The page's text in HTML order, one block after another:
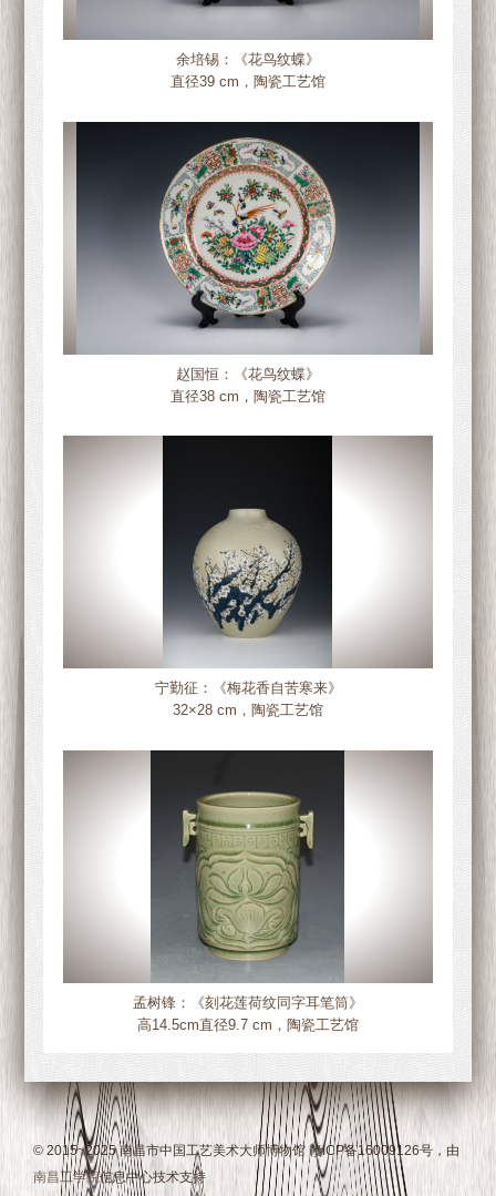
余培锡：《花鸟纹蝶》
直径39 cm，陶瓷工艺馆
赵国恒：《花鸟纹蝶》
直径38 cm，陶瓷工艺馆
宁勤征：《梅花香自苦寒来》
32×28 cm，陶瓷工艺馆
孟树锋：《刻花莲荷纹同字耳笔筒》
高14.5cm直径9.7 cm，陶瓷工艺馆
© 2015~2025 南昌市中国工艺美术大师博物馆 赣ICP备16009126号，由
南昌工学院信息中心技术支持